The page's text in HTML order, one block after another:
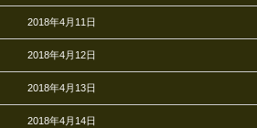
2018年4月11日
2018年4月12日
2018年4月13日
2018年4月14日